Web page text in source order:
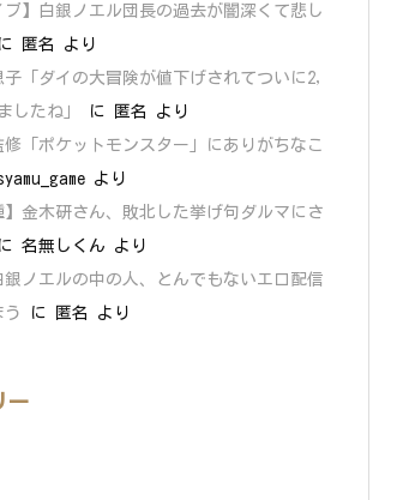
ブ】白銀ノエル団長の過去が闇深くて悲し
匿名
より
子「ダイの大冒険が値下げされてついに2,
したね」
に 匿名
より
「ポケットモンスター」にありがちなこ
より
】金木研さん、敗北した挙げ句ダルマにさ
名無しくん より
銀ノエルの中の人、とんでもないエロ配信
う
に 匿名 より
ー